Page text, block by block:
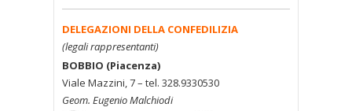
DELEGAZIONI DELLA CONFEDILIZIA
(legali rappresentanti)
BOBBIO (Piacenza)
Viale Mazzini, 7 – tel. 328.9330530
Geom. Eugenio Malchiodi